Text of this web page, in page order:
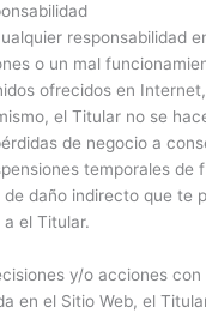
responsabilidad
o un mal
ofrecidos en
el Titular no se
de negocio a
temporales de
daño indirecto que te
el Titular.
y/o acciones con
en el Sitio Web, el